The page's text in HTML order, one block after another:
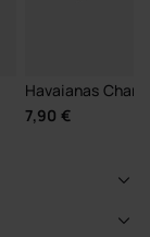
Havaianas
7,90 €